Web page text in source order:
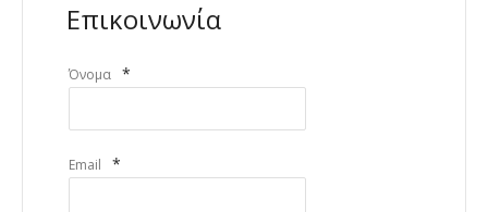
Επικοινωνία
Όνομα *
Email *